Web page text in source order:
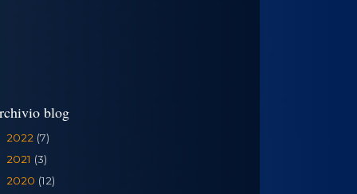
blog
2022 (7)
2021 (3)
2020 (12)